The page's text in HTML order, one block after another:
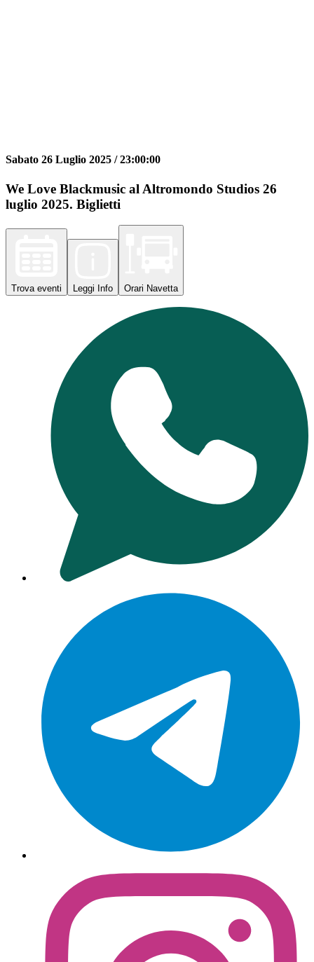
Sabato 26 Luglio 2025 /23:00:00
We Love Blackmusic al Altromondo Studios 26
luglio 2025. Biglietti
Trova eventi Leggi Info Orari Navetta